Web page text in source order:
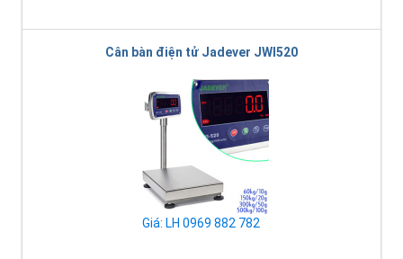
Cân bàn điện tử Jadever JWI520
Giá: LH 0969 882 782